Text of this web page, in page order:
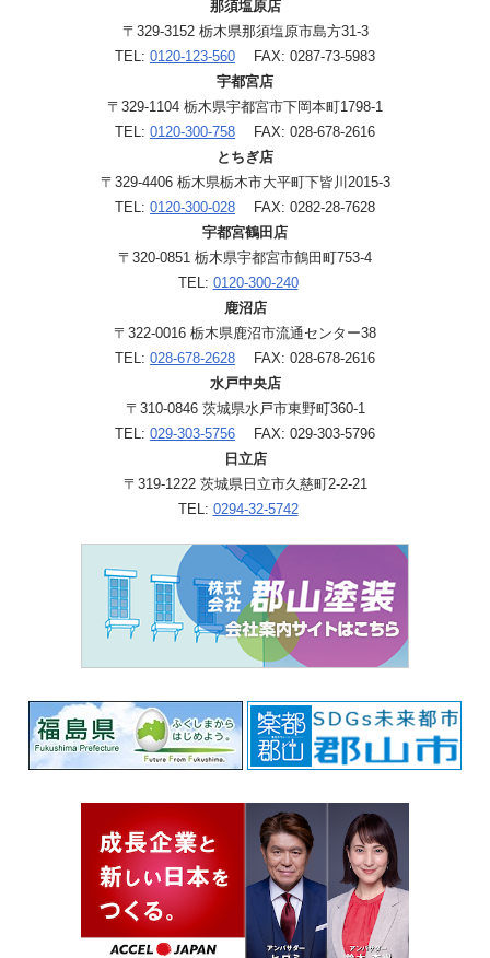
那須塩原店
〒329-3152 栃木県那須塩原市島方31-3
TEL: 0120-123-560 FAX: 0287-73-5983
宇都宮店
〒329-1104 栃木県宇都宮市下岡本町1798-1
TEL: 0120-300-758 FAX: 028-678-2616
とちぎ店
〒329-4406 栃木県栃木市大平町下皆川2015-3
TEL: 0120-300-028 FAX: 0282-28-7628
宇都宮鶴田店
〒320-0851 栃木県宇都宮市鶴田町753-4
TEL: 0120-300-240
鹿沼店
〒322-0016 栃木県鹿沼市流通センター38
TEL: 028-678-2628 FAX: 028-678-2616
水戸中央店
〒310-0846 茨城県水戸市東野町360-1
TEL: 029-303-5756 FAX: 029-303-5796
日立店
〒319-1222 茨城県日立市久慈町2-2-21
TEL: 0294-32-5742